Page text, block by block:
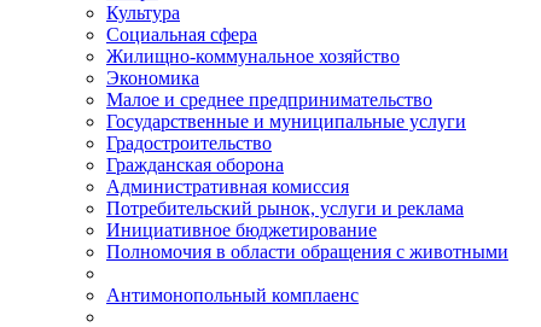
Культура
Социальная сфера
Жилищно-коммунальное хозяйство
Экономика
Малое и среднее предпринимательство
Государственные и муниципальные услуги
Градостроительство
Гражданская оборона
Административная комиссия
Потребительский рынок, услуги и реклама
Инициативное бюджетирование
Полномочия в области обращения с животными
Антимонопольный комплаенс